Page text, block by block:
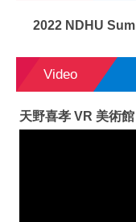
2022 NDHU
Video
天野喜孝 VR 美術館